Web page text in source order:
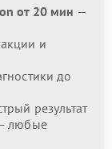
от 20 мин —
и
до
результат
любые